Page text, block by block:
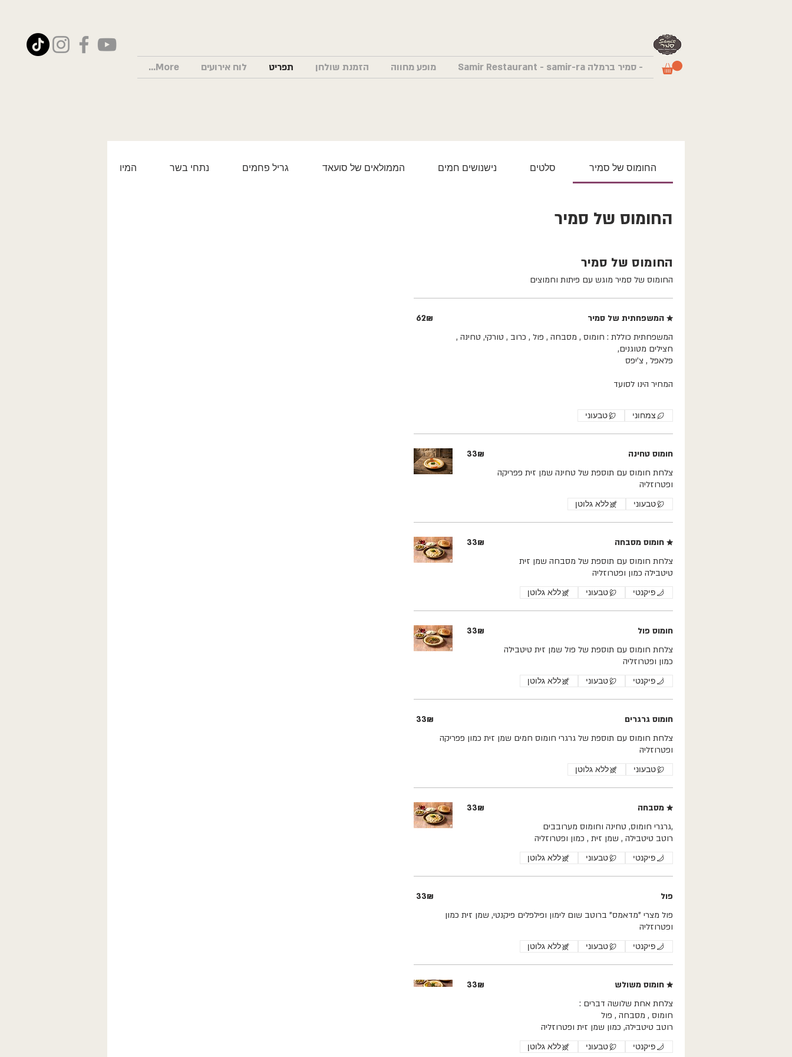
- סמיר ברמלה Samir Restaurant - samir-ra מופע מחווה הזמנת שולחן תפריט לוח אירועים More...
החומוס של סמיר סלטים נישנושים חמים הממולאים של סועאד גריל פחמים נתחי בשר המיוחדים של סמיר
החומוס של סמיר
החומוס של סמיר
החומוס של סמיר מוגש עם פיתות וחמוצים
★ המשפחתית של סמיר
המשפחתית כוללת : חומוס , מסבחה , פול , כרוב , טורקי, טחינה ,
‏62 ‏₪
צמחוני טבעוני
חומוס טחינה
צלחת חומוס עם תוספת של טחינה שמן זית פפריקה
ופטרוזליה
‏33 ‏₪
טבעוני ללא גלוטן
★ חומוס מסבחה
צלחת חומוס עם תוספת של מסבחה שמן זית
טיטבילה כמון ופטרוזליה
‏33 ‏₪
פיקנטי טבעוני ללא גלוטן
חומוס פול
צלחת חומוס עם תוספת של פול שמן זית טיטבילה
כמון ופטרוזליה
‏33 ‏₪
פיקנטי טבעוני ללא גלוטן
חומוס גרגרים
צלחת חומוס עם תוספת של גרגרי חומוס חמים שמן זית כמון פפריקה
ופטרוזליה
‏33 ‏₪
טבעוני ללא גלוטן
★ מסבחה
רוטב טיטבילה , שמן זית , כמון ופטרוזליה
‏33 ‏₪
פיקנטי טבעוני ללא גלוטן
פול
פול מצרי "מדאמס" ברוטב שום לימון ופילפלים פיקנטי, שמן זית כמון
ופטרוזליה
‏33 ‏₪
פיקנטי טבעוני ללא גלוטן
★ חומוס משולש
רוטב טיטבילה, כמון שמן זית ופטרוזליה
‏33 ‏₪
פיקנטי טבעוני ללא גלוטן